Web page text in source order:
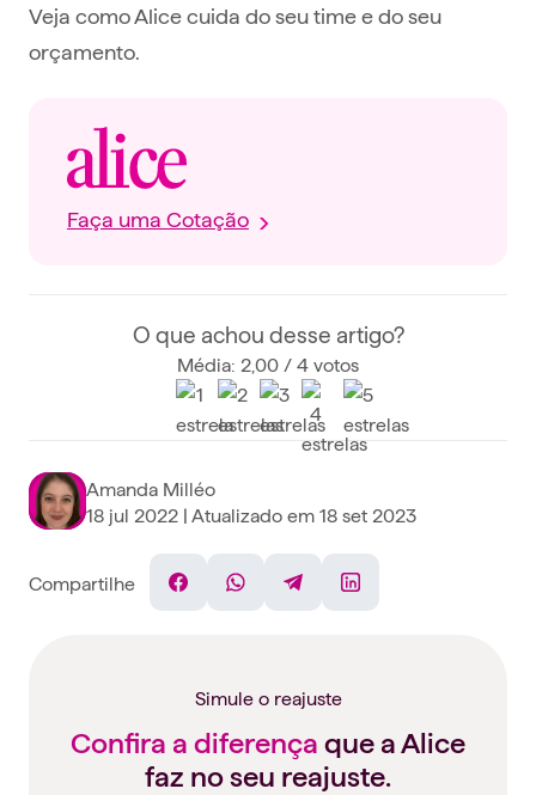
Veja como Alice cuida do seu time e do seu
orçamento.
Faça uma Cotação
O que achou desse artigo?
Média: 2,00 / 4 votos
Amanda Milléo
18 jul 2022 | Atualizado em 18 set 2023
Compartilhe
FacebookWhatsAppTelegramLinkedin
Simule o reajuste
Confira a diferença que a Alice
faz no seu reajuste.